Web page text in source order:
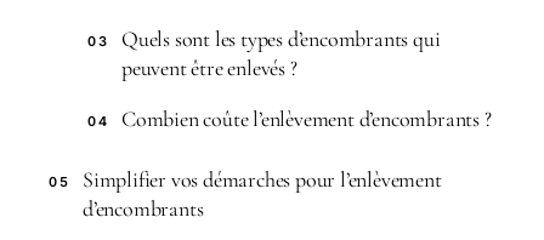
03
Quels sont les types d’encombrants qui
peuvent être enlevés ?
04 Combien coûte l’enlèvement d’encombrants ?
05
Simplifier vos démarches pour l’enlèvement
d’encombrants